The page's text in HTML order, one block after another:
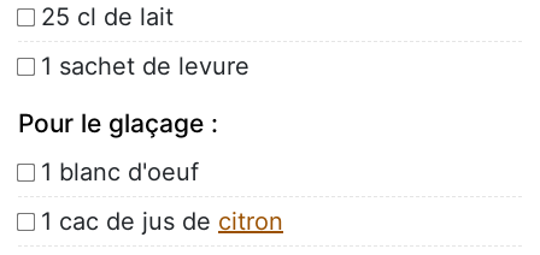
25 cl de lait
1 sachet de levure
Pour le glaçage :
1 blanc d'oeuf
1 cac de jus de citron